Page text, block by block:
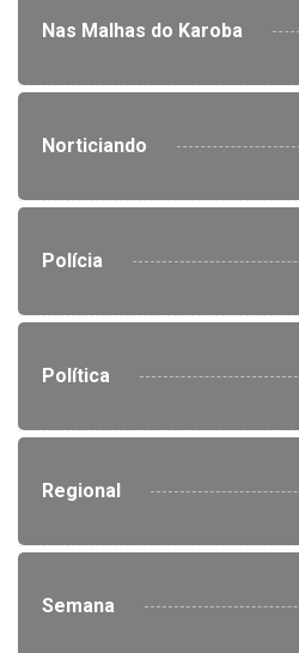
Nas Malhas do Karoba
Norticiando
Polícia
Política
Regional
Semana